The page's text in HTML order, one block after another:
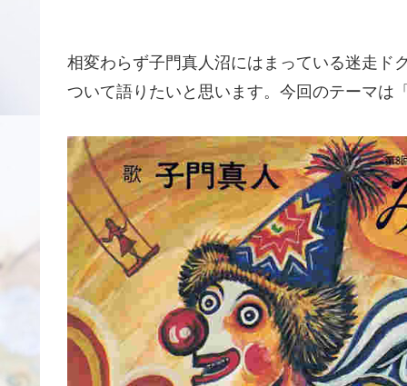
相変わらず子門真人沼にはまっている迷走ド
ついて語りたいと思います。今回のテーマは